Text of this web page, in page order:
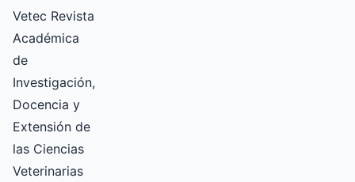
Vetec Revista
Académica
de
Investigación,
Docencia y
Extensión de
las Ciencias
Veterinarias